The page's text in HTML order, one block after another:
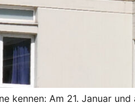
kennen: Am 21. Januar und